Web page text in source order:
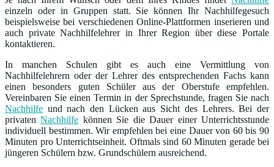
einzeln oder in Gruppen statt. Sie können Ihr Nachhilfegesuch
beispielsweise bei verschiedenen Online-Plattformen inserieren und
auch private Nachhilfelehrer in Ihrer Region über diese Portale
kontaktieren.
In manchen Schulen gibt es auch eine Vermittlung von
Nachhilfelehrern oder der Lehrer des entsprechenden Fachs kann
einen besonders guten Schüler aus der Oberstufe empfehlen.
Vereinbaren Sie einen Termin in der Sprechstunde, fragen Sie nach
Nachhilfe und nach den Lücken aus Sicht des Lehrers. Bei der
privatenNachhilfe können Sie die Dauer einer Unterrichtsstunde
individuell bestimmen. Wir empfehlen bei eine Dauer von 60 bis 90
Minuten pro Unterrichtseinheit. Oftmals sind 60 Minuten gerade bei
jüngeren Schülern bzw. Grundschülern ausreichend.